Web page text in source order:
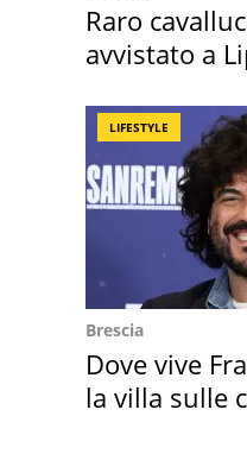
Raro
avvistato a
LIFESTYLE
Brescia
Dove vive
la villa sulle